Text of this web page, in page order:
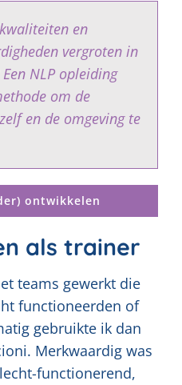
en
vergroten in
NLP opleiding
om de
en de omgeving te
ontwikkelen
als trainer
teams gewerkt die
functioneerden of
gebruikte ik dan
Merkwaardig was
functionerend,